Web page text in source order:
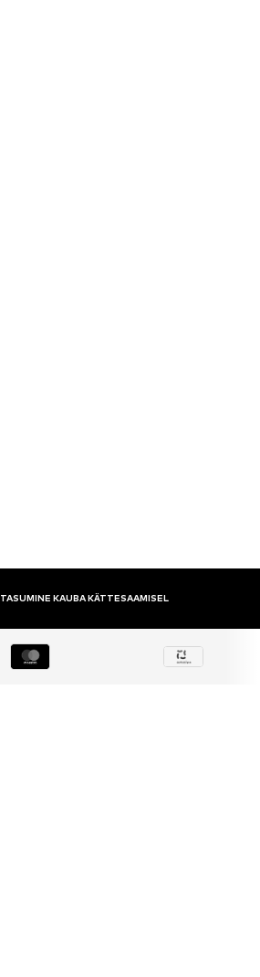
TASUMINE KAUBA KÄTTESAAMISEL